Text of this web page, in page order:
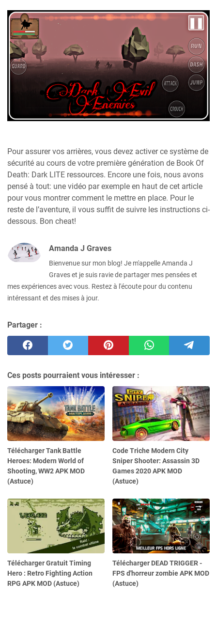
Pour assurer vos arrières, vous devez activer ce système de
sécurité au cours de votre première génération de Book Of
Death: Dark LITE ressources. Encore une fois, nous avons
pensé à tout: une vidéo par exemple en haut de cet article
pour vous montrer comment le mettre en place. Pour le
reste de l’aventure, il vous suffit de suivre les instructions ci-
dessous. Bon cheat!
Amanda J Graves
Bienvenue sur mon blog! Je m'appelle Amanda J
Graves et je suis ravie de partager mes pensées et
mes expériences avec vous. Restez à l'écoute pour du contenu
intéressant et des mises à jour.
Partager :
Ces posts pourraient vous intéresser :
Télécharger Tank Battle
Heroes: Modern World of
Shooting, WW2 APK MOD
(Astuce)
Code Triche Modern City
Sniper Shooter: Assassin 3D
Games 2020 APK MOD
(Astuce)
Télécharger Gratuit Timing
Hero : Retro Fighting Action
RPG APK MOD (Astuce)
Télécharger DEAD TRIGGER -
FPS d'horreur zombie APK MOD
(Astuce)